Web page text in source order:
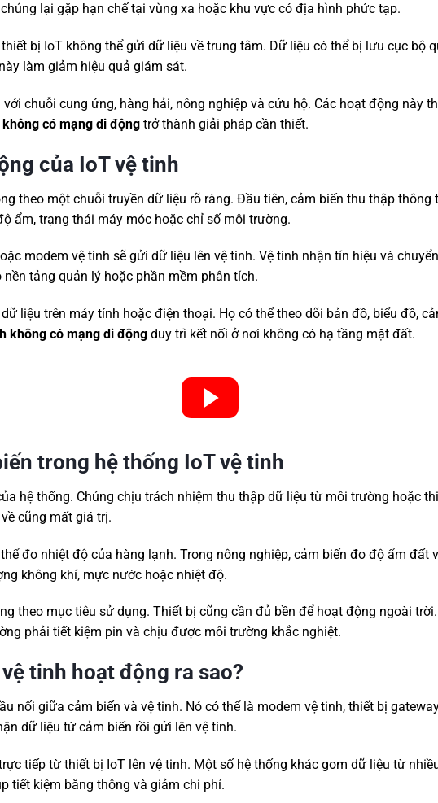
lại gặp hạn chế tại vùng xa hoặc khu vực có địa hình phức tạp.
bị IoT không thể gửi dữ liệu về trung tâm. Dữ liệu có thể bị lưu cục bộ
làm giảm hiệu quả giám sát.
chuỗi cung ứng, hàng hải, nông nghiệp và cứu hộ. Các hoạt động này
có mạng di động trở thành giải pháp cần thiết.
của IoT vệ tinh
theo một chuỗi truyền dữ liệu rõ ràng. Đầu tiên, cảm biến thu thập
ẩm, trạng thái máy móc hoặc chỉ số môi trường.
modem vệ tinh sẽ gửi dữ liệu lên vệ tinh. Vệ tinh nhận tín hiệu và
tảng quản lý hoặc phần mềm phân tích.
liệu trên máy tính hoặc điện thoại. Họ có thể theo dõi bản đồ, biểu đồ,
không có mạng di động duy trì kết nối ở nơi không có hạ tầng mặt đất.
trong hệ thống IoT vệ tinh
hệ thống. Chúng chịu trách nhiệm thu thập dữ liệu từ môi trường hoặc
cũng mất giá trị.
đo nhiệt độ của hàng lạnh. Trong nông nghiệp, cảm biến đo độ ẩm đất
không khí, mực nước hoặc nhiệt độ.
theo mục tiêu sử dụng. Thiết bị cũng cần đủ bền để hoạt động ngoài
phải tiết kiệm pin và chịu được môi trường khắc nghiệt.
tinh hoạt động ra sao?
nối giữa cảm biến và vệ tinh. Nó có thể là modem vệ tinh, thiết bị
dữ liệu từ cảm biến rồi gửi lên vệ tinh.
tiếp từ thiết bị IoT lên vệ tinh. Một số hệ thống khác gom dữ liệu từ
tiết kiệm băng thông và giảm chi phí.